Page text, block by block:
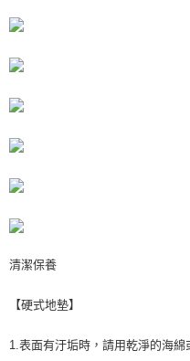
客戶支援中心」
【注意事項】
１．透過由恩沛科技股份有限公司
權轉讓予恩沛科技股份有限公司。
https://aftee.tw/terms/#terms3
任。
時審查核予不同之上限額度；若仍
５．嚴禁一人註冊多個帳號或使用
恩沛科技股份有限公司將有權停止
清潔保養
【硬式地墊】
1.表面有汙垢時，請用乾淨的海綿